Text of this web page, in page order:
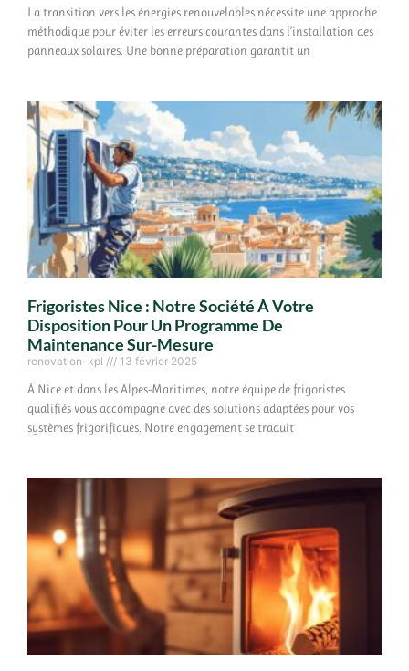
La transition vers les énergies renouvelables nécessite une approche
méthodique pour éviter les erreurs courantes dans l’installation des
panneaux solaires. Une bonne préparation garantit un
Frigoristes Nice : Notre Société À Votre
Disposition Pour Un Programme De
Maintenance Sur-Mesure
renovation-kpl 13 février 2025
À Nice et dans les Alpes-Maritimes, notre équipe de frigoristes
qualifiés vous accompagne avec des solutions adaptées pour vos
systèmes frigorifiques. Notre engagement se traduit